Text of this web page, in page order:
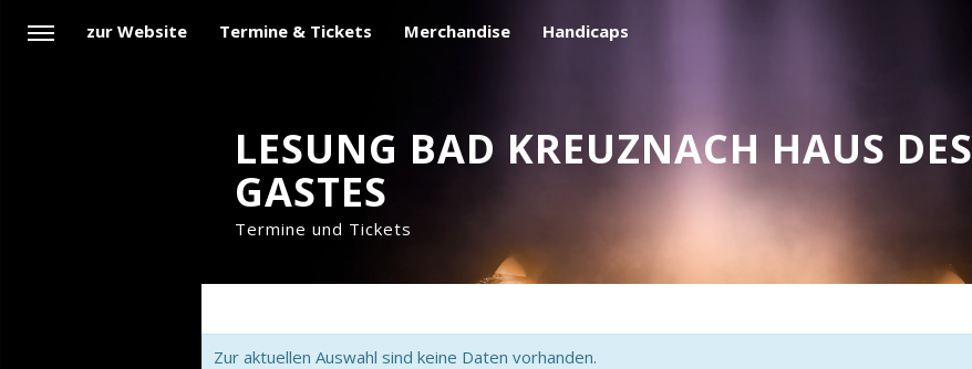
zur Website Termine & Tickets Merchandise Handicaps
LESUNG BAD KREUZNACH HAUS DES
GASTES
Termine und Tickets
Zur aktuellen Auswahl sind keine Daten vorhanden.